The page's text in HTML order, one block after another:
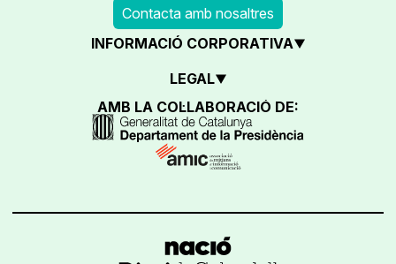
Contacta amb nosaltres
INFORMACIÓ CORPORATIVA
LEGAL
AMB LA COL·LABORACIÓ DE: